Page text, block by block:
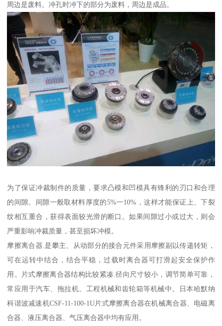
周边是废料。冲孔时冲下的部分为废料，周边是成品。
为了保证冲裁制件的质量，要求凸模和凹模具有锋利的刃口和合理
的间隙。间隙一般取材料厚度的5%一10%，这样才能保证上、下裂
纹相互重合，获得表面较光滑的断口。如果间隙过小或过大，则会
严重影响冲裁质量，甚至损坏冲模。
摩擦离合器.是攀主、从动部分的接合元件采用摩擦副以传递转矩，
可在运转中结合，结合平稳，过载时离合器可打滑起安全保护作
用。片式摩擦离合器结构比较紧凑.径向尺寸较小，调节简单可靠，
常应用于汽车、拖拉机、工程机械和齿轮箱等机械中。日本哈默纳
科谐波减速机CSF-11-100-1U片式摩擦离合器在机械离合器、电磁离
合器、液压离合器、气压离合器中均有应用。